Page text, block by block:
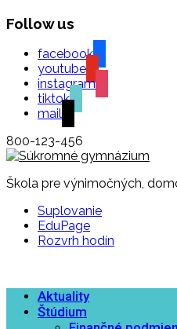
Follow us
facebook
youtube
instagram
tiktok
mail
800-123-456
Škola pre výnimočných,
Suplovanie
EduPage
Rozvrh hodín
Aktuality
Štúdium